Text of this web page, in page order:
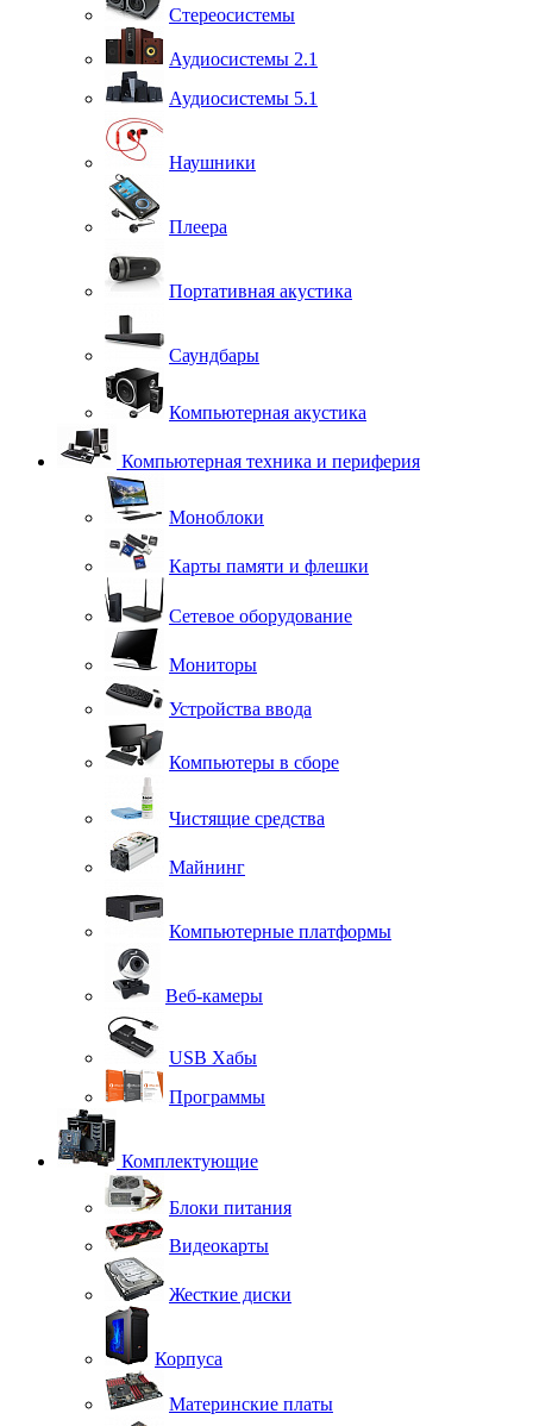
Стереосистемы
Аудиосистемы 2.1
Аудиосистемы 5.1
Наушники
Плеера
Портативная акустика
Саундбары
Компьютерная акустика
Компьютерная техника и периферия
Моноблоки
Карты памяти и флешки
Сетевое оборудование
Мониторы
Устройства ввода
Компьютеры в сборе
Чистящие средства
Майнинг
Компьютерные платформы
Веб-камеры
USB Хабы
Программы
Комплектующие
Блоки питания
Видеокарты
Жесткие диски
Корпуса
Материнские платы